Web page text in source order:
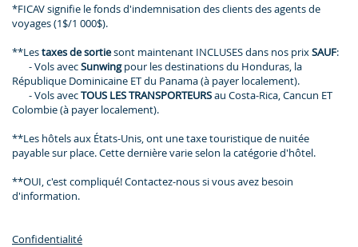
*FICAV signifie le fonds d'indemnisation des clients des agents de
voyages (1$/1 000$).
**Lestaxes de sortiesont maintenant INCLUSES dans nos prixSAUF:
- Vols avecSunwingpour les destinations du Honduras, la
République Dominicaine ET du Panama (à payer localement).
- Vols avecTOUS LES TRANSPORTEURSau Costa-Rica, Cancun ET
Colombie (à payer localement).
**Les hôtels aux États-Unis, ont une taxe touristique de nuitée
payable sur place. Cette dernière varie selon la catégorie d'hôtel.
**OUI, c'est compliqué! Contactez-nous si vous avez besoin
d'information.
Confidentialité